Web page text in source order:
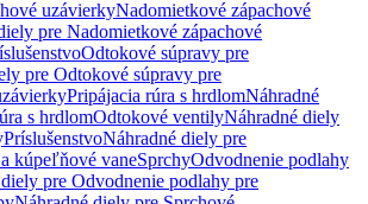
uzávierkyNadomietkové zápachové
pre Nadomietkové zápachové
Odtokové súpravy pre
pre Odtokové súpravy pre
Pripájacia rúra s hrdlomNáhradné
s hrdlomOdtokové ventilyNáhradné diely
PríslušenstvoNáhradné diely pre
kúpeľňové vaneSprchyOdvodnenie podlahy
pre Odvodnenie podlahy pre